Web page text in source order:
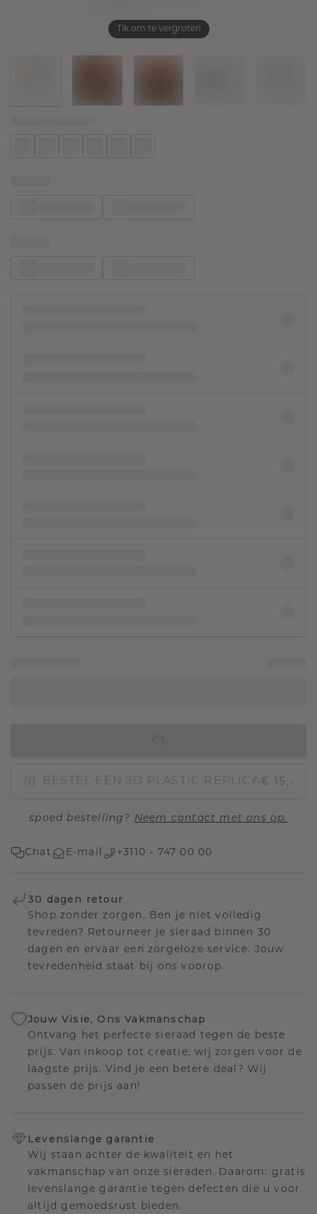
Tik om te vergroten
BESTEL EEN 3D PLASTIC REPLICA€ 15,-
spoed bestelling? Neem contact met ons op.
Chat E-mail +3110 - 747 00 00
30 dagen retour
Shop zonder zorgen. Ben je niet volledig
tevreden? Retourneer je sieraad binnen 30
dagen en ervaar een zorgeloze service. Jouw
tevredenheid staat bij ons voorop.
Jouw Visie, Ons Vakmanschap
Ontvang het perfecte sieraad tegen de beste
prijs. Van inkoop tot creatie, wij zorgen voor de
laagste prijs. Vind je een betere deal? Wij
passen de prijs aan!
Levenslange garantie
Wij staan achter de kwaliteit en het
vakmanschap van onze sieraden. Daarom: gratis
levenslange garantie tegen defecten die u voor
altijd gemoedsrust bieden.